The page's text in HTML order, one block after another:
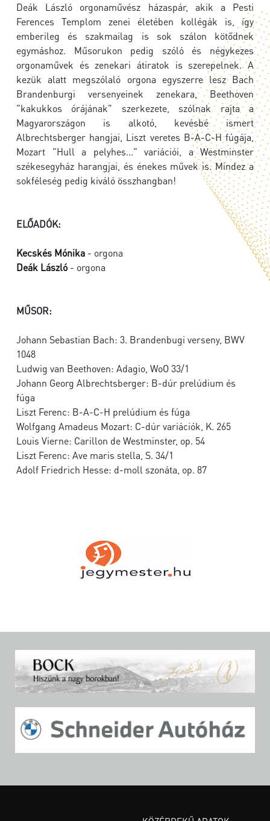
Deák László orgonaművész házaspár, akik a Pesti
Ferences Templom zenei életében kollégák is, így
emberileg és szakmailag is sok szálon kötődnek
egymáshoz. Műsorukon pedig szóló és négykezes
orgonaművek és zenekari átiratok is szerepelnek. A
kezük alatt megszólaló orgona egyszerre lesz Bach
Brandenburgi versenyeinek zenekara, Beethoven
"kakukkos órájának" szerkezete, szólnak rajta a
Magyarországon is alkotó, kevésbé ismert
Albrechtsberger hangjai, Liszt veretes B-A-C-H fúgája,
Mozart "Hull a pelyhes..." variációi, a Westminster
székesegyház harangjai, és énekes művek is. Mindez a
sokféleség pedig kiváló összhangban!
ELŐADÓK:
Kecskés Mónika - orgona
Deák László - orgona
MŰSOR:
Johann Sebastian Bach: 3. Brandenbugi verseny, BWV
1048
Ludwig van Beethoven: Adagio, WoO 33/1
Johann Georg Albrechtsberger: B-dúr prelúdium és
fúga
Liszt Ferenc: B-A-C-H prelúdium és fúga
Wolfgang Amadeus Mozart: C-dúr variációk, K. 265
Louis Vierne: Carillon de Westminster, op. 54
Liszt Ferenc: Ave maris stella, S. 34/1
Adolf Friedrich Hesse: d-moll szonáta, op. 87